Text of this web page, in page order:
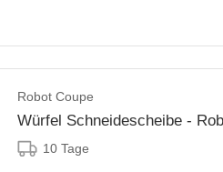
Robot Coupe
Würfel Schneidescheibe -
10 Tage